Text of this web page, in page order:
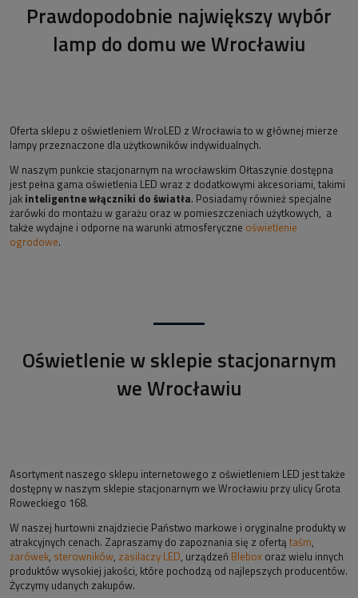
Prawdopodobnie największy wybór
lamp do domu we Wrocławiu
Oferta sklepu z oświetleniem WroLED z Wrocławia to w głównej mierze
lampy przeznaczone dla użytkowników indywidualnych.
W naszym punkcie stacjonarnym na wrocławskim Ołtaszynie dostępna
jest pełna gama oświetlenia LED wraz z dodatkowymi akcesoriami, takimi
jak inteligentne włączniki do światła. Posiadamy również specjalne
żarówki do montażu w garażu oraz w pomieszczeniach użytkowych, a
także wydajne i odporne na warunki atmosferyczne oświetlenie
ogrodowe.
Oświetlenie w sklepie stacjonarnym
we Wrocławiu
Asortyment naszego sklepu internetowego z oświetleniem LED jest także
dostępny w naszym sklepie stacjonarnym we Wrocławiu przy ulicy Grota
Roweckiego 168.
W naszej hurtowni znajdziecie Państwo markowe i oryginalne produkty w
atrakcyjnych cenach. Zapraszamy do zapoznania się z ofertą taśm,
żarówek, sterowników, zasilaczy LED, urządzeń Blebox oraz wielu innych
produktów wysokiej jakości, które pochodzą od najlepszych producentów.
Życzymy udanych zakupów.